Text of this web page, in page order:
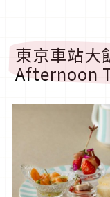
東京車站
Afternoon